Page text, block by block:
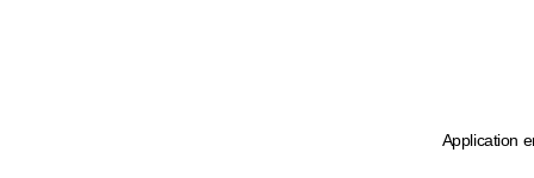
Application